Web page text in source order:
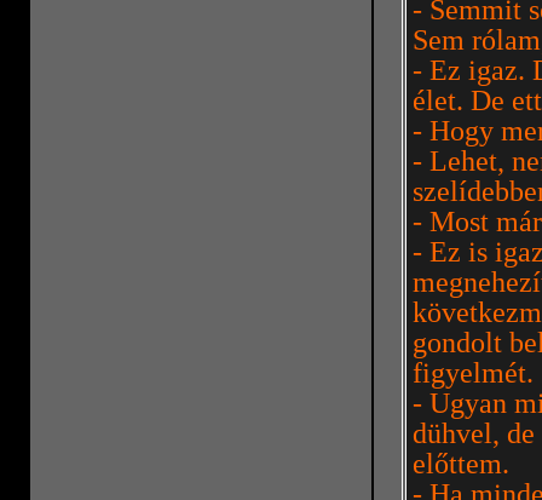
- Semmit
Sem
- Ez igaz.
élet. De
- Hogy
- Lehet,
- Most
- Ez is
gondolt
figyelmét.
- Ugyan
dühvel, de
előttem.